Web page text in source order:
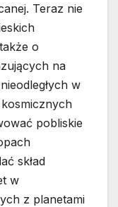
Teraz nie
o
na
w
pobliskie
skład
w
z planetami